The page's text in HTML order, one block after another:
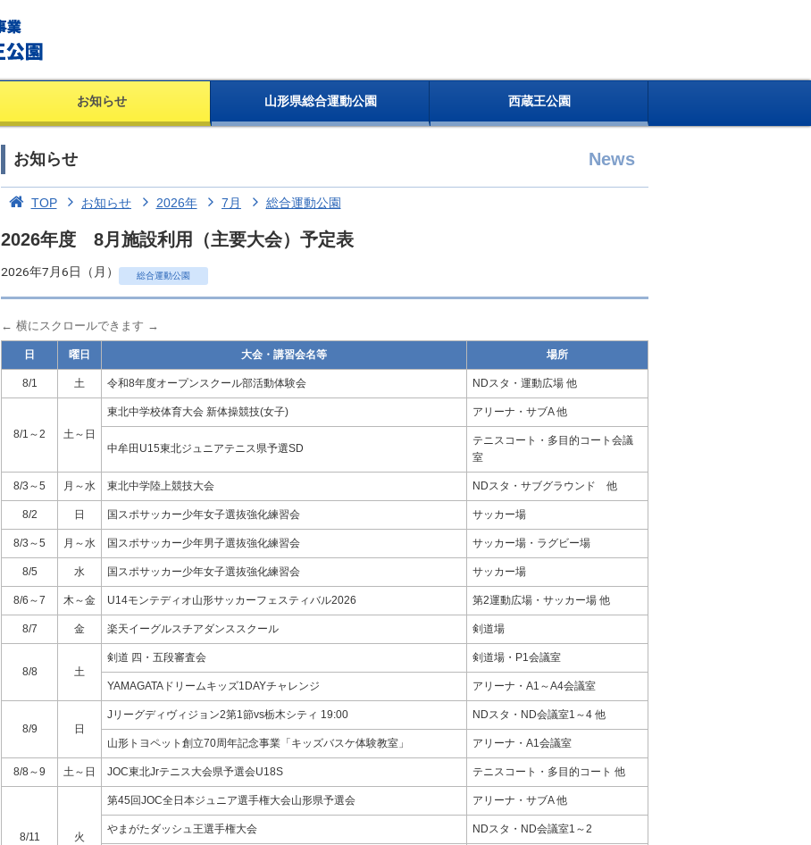
お知らせ 山形県総合運動公園 西蔵王公園
お知らせ News
TOP お知らせ 2026年 7月 総合運動公園
2026年度 8月施設利用（主要大会）予定表
2026年7月6日（月） 総合運動公園
← 横にスクロールできます →
日 曜日 大会・講習会名等 場所
8/1 土 令和8年度オープンスクール部活動体験会 NDスタ・運動広場 他
8/1～2 土～日
東北中学校体育大会 新体操競技(女子) アリーナ・サブA 他
中牟田U15東北ジュニアテニス県予選SD
テニスコート・多目的コート会議
室
8/3～5 月～水 東北中学陸上競技大会 NDスタ・サブグラウンド 他
8/2 日 国スポサッカー少年女子選抜強化練習会 サッカー場
8/3～5 月～水 国スポサッカー少年男子選抜強化練習会 サッカー場・ラグビー場
8/5 水 国スポサッカー少年女子選抜強化練習会 サッカー場
8/6～7 木～金 U14モンテディオ山形サッカーフェスティバル2026 第2運動広場・サッカー場 他
8/7 金 楽天イーグルスチアダンススクール 剣道場
8/8 土
剣道 四・五段審査会 剣道場・P1会議室
YAMAGATAドリームキッズ1DAYチャレンジ アリーナ・A1～A4会議室
8/9 日
Jリーグディヴィジョン2第1節vs栃木シティ 19:00 NDスタ・ND会議室1～4 他
山形トヨペット創立70周年記念事業「キッズバスケ体験教室」 アリーナ・A1会議室
8/8～9 土～日 JOC東北Jrテニス大会県予選会U18S テニスコート・多目的コート 他
8/11 火
第45回JOC全日本ジュニア選手権大会山形県予選会 アリーナ・サブA 他
やまがたダッシュ王選手権大会 NDスタ・ND会議室1～2